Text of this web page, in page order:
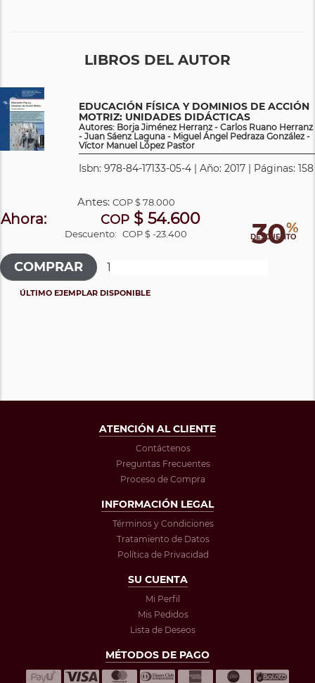
LIBROS DEL AUTOR
EDUCACIÓN FÍSICA Y DOMINIOS DE ACCIÓN
MOTRIZ: UNIDADES DIDÁCTICAS
Autores: Borja Jiménez Herranz - Carlos Ruano Herranz
- Juan Sáenz Laguna - Miguel Ángel Pedraza González -
Víctor Manuel López Pastor
Isbn: 978-84-17133-05-4 | Año: 2017 | Páginas: 158
30%
DESCUENTO
Antes: COP$ 78.000
Ahora: COP $ 54.600
Descuento: COP $ -23.400
ÚLTIMO EJEMPLAR DISPONIBLE
ATENCIÓN AL CLIENTE
Contáctenos
Preguntas Frecuentes
Proceso de Compra
INFORMACIÓN LEGAL
Términos y Condiciones
Tratamiento de Datos
Política de Privacidad
SU CUENTA
Mi Perfil
Mis Pedidos
Lista de Deseos
MÉTODOS DE PAGO